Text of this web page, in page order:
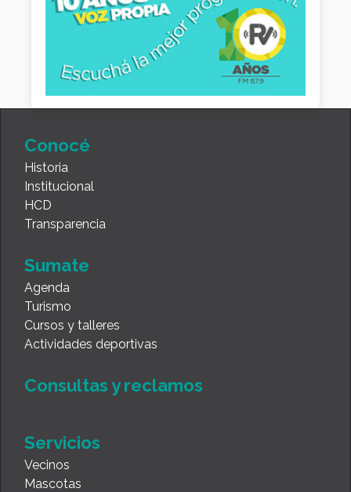
Conocé
Historia
Institucional
HCD
Transparencia
Sumate
Agenda
Turismo
Cursos y talleres
Actividades deportivas
Consultas y reclamos
Servicios
Vecinos
Mascotas